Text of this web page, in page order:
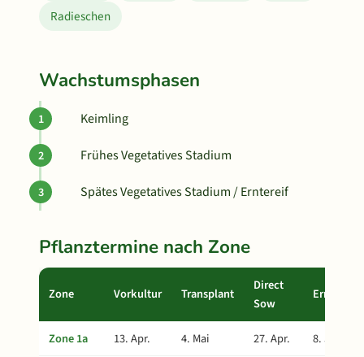
Radieschen
Wachstumsphasen
Keimling
Frühes Vegetatives Stadium
Spätes Vegetatives Stadium / Erntereif
Pflanztermine nach Zone
Zone Vorkultur Transplant
Direct
Sow
Ernte
Zone 1a 13. Apr. 4. Mai 27. Apr.
8. Juni